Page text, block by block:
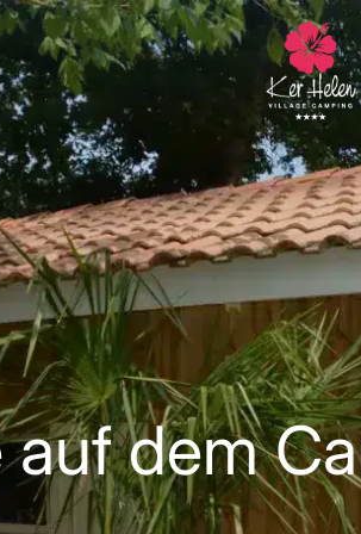
dem